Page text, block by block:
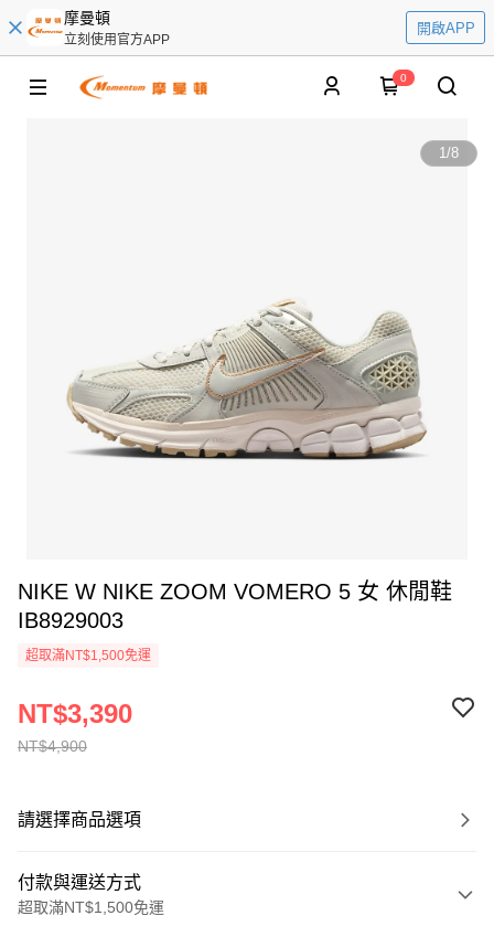
摩曼頓
立刻使用官方APP
開啟APP
0
1/8
NIKE W NIKE ZOOM VOMERO 5 女 休閒鞋
IB8929003
超取滿NT$1,500免運
NT$4,900
NT$3,390
請選擇商品選項
付款與運送方式
超取滿NT$1,500免運